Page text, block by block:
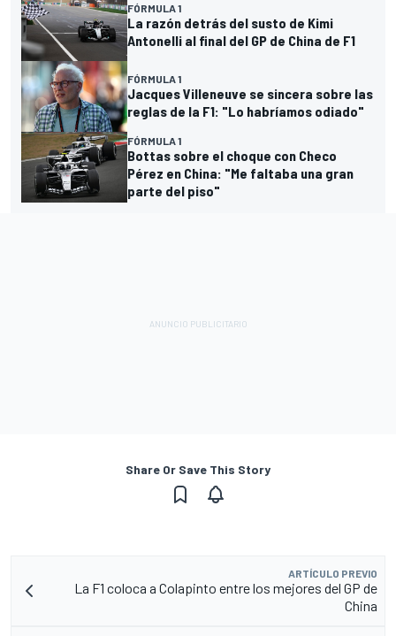
FÓRMULA 1
La razón detrás del susto de Kimi
Antonelli al final del GP de China de F1
FÓRMULA 1
Jacques Villeneuve se sincera sobre las
reglas de la F1: "Lo habríamos odiado"
FÓRMULA 1
Bottas sobre el choque con Checo
Pérez en China: "Me faltaba una gran
parte del piso"
Share Or Save This Story
ARTÍCULO PREVIO
La F1 coloca a Colapinto entre los mejores del GP de
China